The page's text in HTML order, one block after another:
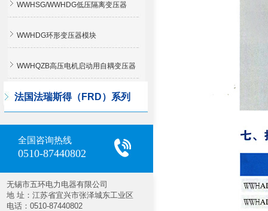
WWHSG/WWHDG低压隔离变压器
WWHDG环形变压器模块
WWHQZB高压电机启动用自耦变压器
法国法瑞斯得（FRD）系列
全国咨询热线
0510-87440802
无锡市五环电力电器有限公司
地 址：江苏省宜兴市张泽城东工业区
电话：0510-87440802